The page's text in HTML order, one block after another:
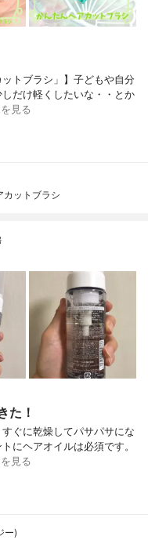
トブラシ」】子どもや自分
だけ軽くしたいな・・とか
見る
カットブラシ
た！
ぐに乾燥してパサパサにな
にヘアオイルは必須です。
見る
ー)